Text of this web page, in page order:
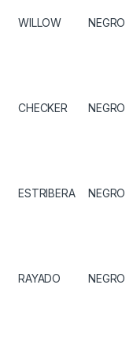
WILLOW NEGRO
CHECKER NEGRO
ESTRIBERA NEGRO
RAYADO NEGRO